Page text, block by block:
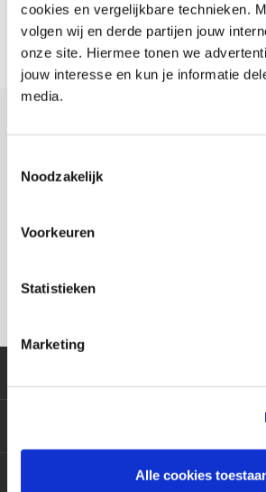
cookies en vergelijkbare technieken.
volgen wij en derde partijen jouw
onze site. Hiermee tonen we
jouw interesse en kun je informatie
media.
Noodzakelijk
Voorkeuren
Statistieken
Marketing
Alle cookies
concentreren op bromfietsen en toen in de
weer in opkomst waren, sloot Peugeot
De Metropolis
motorscooter ontworpen voor de stad. Als je
autorijbewijs B hebt behaald hoef je geen
de Metropolis te mogen besturen.